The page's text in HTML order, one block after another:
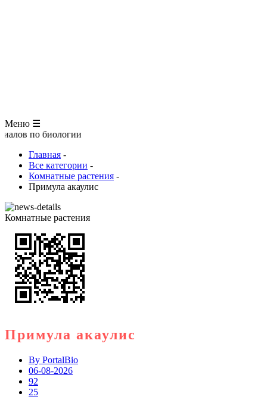
Меню ☰
Главная -
Все категории -
Комнатные растения -
Примула акаулис
Комнатные растения
Примула акаулис
By PortalBio
06-08-2026
92
25